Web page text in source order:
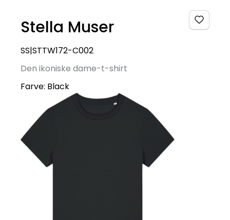
Stella Muser
SS|STTW172-C002
Den ikoniske dame-t-shirt
Farve: Black